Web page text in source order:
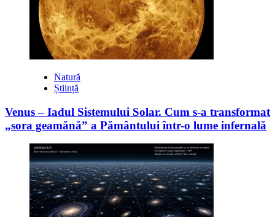
Natură
Știință
Venus – Iadul Sistemului Solar. Cum s-a transformat
„sora geamănă” a Pământului într-o lume infernală